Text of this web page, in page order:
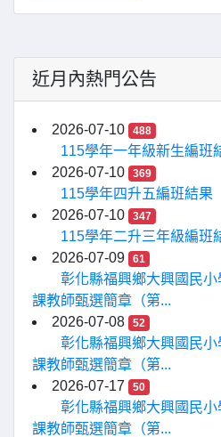
近月內熱門公告
2026-07-10 488
115學年一年級新生編班
2026-07-10
369
115學年四升五編班結果
2026-07-10
347
115學年二升三年級編班
2026-07-09
61
彰化縣福興鄉大興國民
課教師甄選簡章（第...
2026-07-08
52
彰化縣福興鄉大興國民
課教師甄選簡章（第...
2026-07-17
50
彰化縣福興鄉大興國民
課教師甄選簡章（第...